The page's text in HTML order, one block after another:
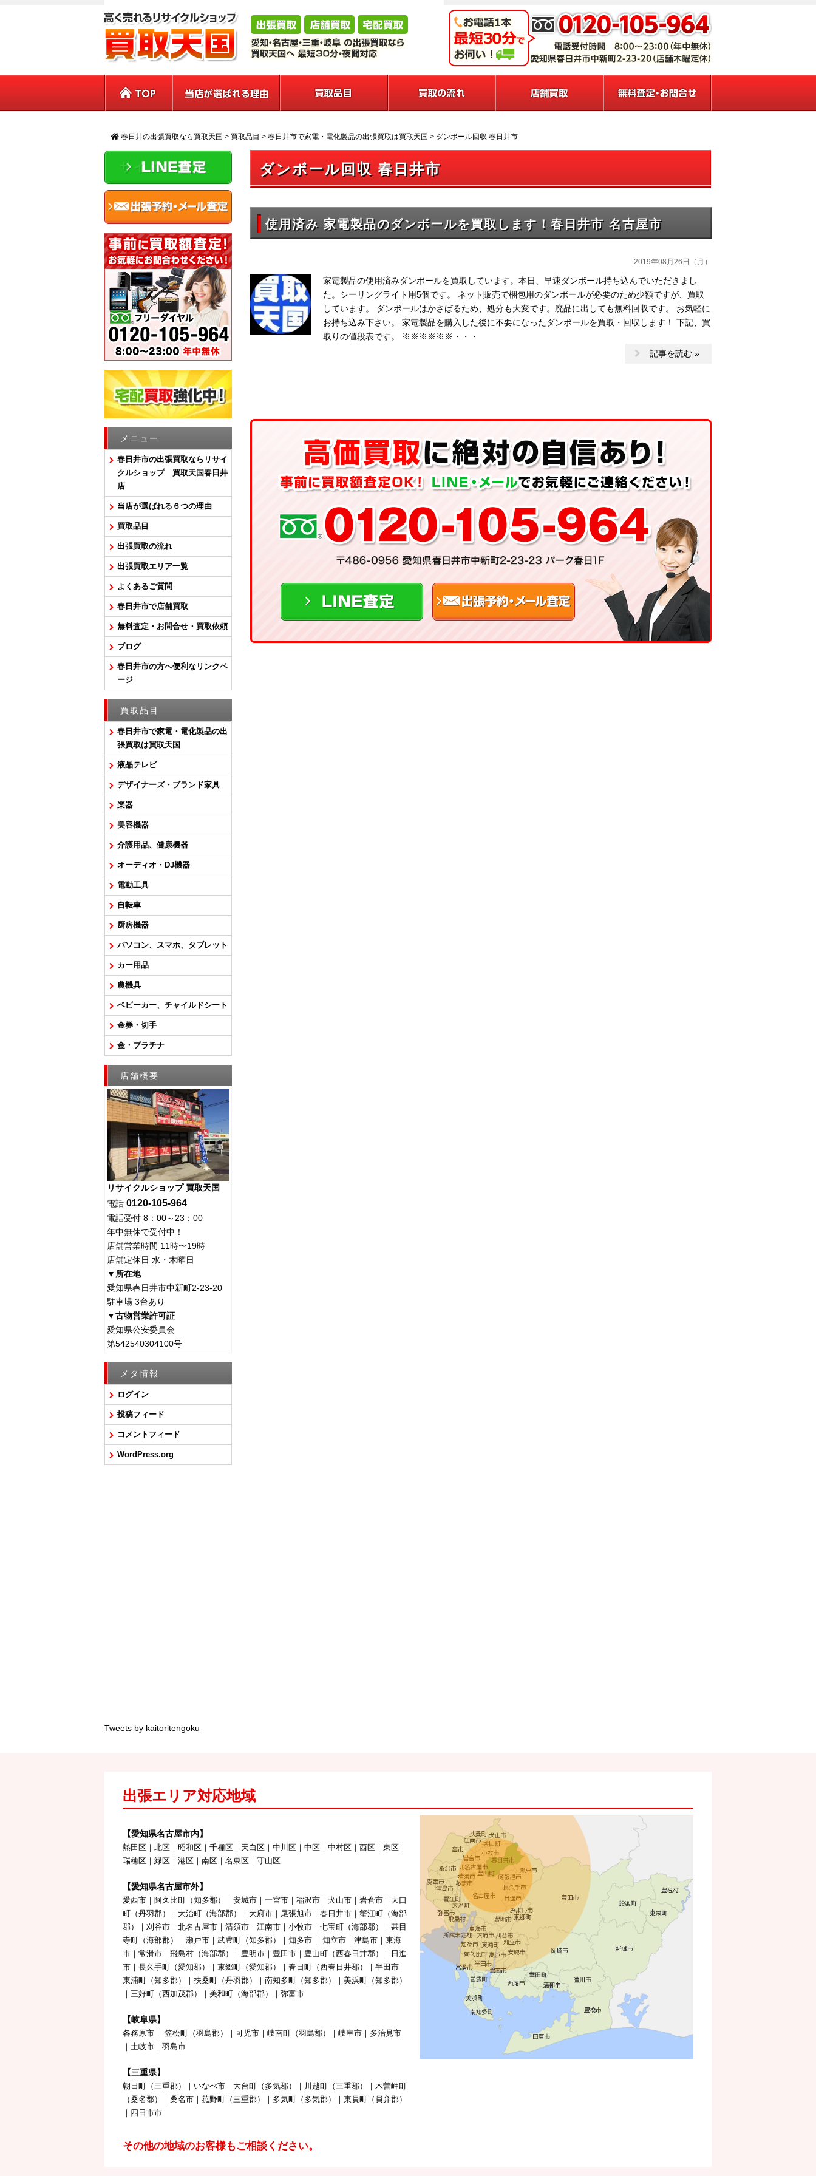
春日井の出張買取なら買取天国 > 買取品目 > 春日井市で家電・電化製品の出張買取は買取天国 > ダンボール回収 春日井市
ダンボール回収 春日井市
使用済み 家電製品のダンボールを買取します！春日井市 名古屋市
2019年08月26日（月）
家電製品の使用済みダンボールを買取しています。本日、早速ダンボール持ち込んでいただきまし
た。シーリングライト用5個です。 ネット販売で梱包用のダンボールが必要のため少額ですが、買取
しています。 ダンボールはかさばるため、処分も大変です。廃品に出しても無料回収です。 お気軽に
お持ち込み下さい。 家電製品を購入した後に不要になったダンボールを買取・回収します！ 下記、買
取りの値段表です。 ※※※※※※・・・
記事を読む »
サイドバー
メニュー
春日井市の出張買取ならリサイ
クルショップ 買取天国春日井
店
当店が選ばれる６つの理由
買取品目
出張買取の流れ
出張買取エリア一覧
よくあるご質問
春日井市で店舗買取
無料査定・お問合せ・買取依頼
ブログ
春日井市の方へ便利なリンクペ
ージ
買取品目
春日井市で家電・電化製品の出
張買取は買取天国
液晶テレビ
デザイナーズ・ブランド家具
楽器
美容機器
介護用品、健康機器
オーディオ・DJ機器
電動工具
自転車
厨房機器
パソコン、スマホ、タブレット
カー用品
農機具
ベビーカー、チャイルドシート
金券・切手
金・プラチナ
店舗概要
リサイクルショップ 買取天国
電話 0120-105-964
電話受付 8：00～23：00
年中無休で受付中！
店舗営業時間 11時〜19時
店舗定休日 水・木曜日
▼所在地
愛知県春日井市中新町2-23-20
駐車場 3台あり
▼古物営業許可証
愛知県公安委員会
第542540304100号
メタ情報
ログイン
投稿フィード
コメントフィード
WordPress.org
Tweets by kaitoritengoku
出張エリア対応地域
【愛知県名古屋市内】
熱田区｜北区｜昭和区｜千種区｜天白区｜中川区｜中区｜中村区｜西区｜東区｜
瑞穂区｜緑区｜港区｜南区｜名東区｜守山区
【愛知県名古屋市外】
愛西市｜阿久比町（知多郡）｜安城市｜一宮市｜稲沢市｜犬山市｜岩倉市｜大口
町（丹羽郡）｜大治町（海部郡）｜大府市｜尾張旭市｜春日井市｜蟹江町（海部
郡）｜刈谷市｜北名古屋市｜清須市｜江南市｜小牧市｜七宝町（海部郡）｜甚目
寺町（海部郡）｜瀬戸市｜武豊町（知多郡）｜知多市｜ 知立市｜津島市｜東海
市｜常滑市｜飛島村（海部郡）｜豊明市｜豊田市｜豊山町（西春日井郡）｜日進
市｜長久手町（愛知郡）｜東郷町（愛知郡）｜春日町（西春日井郡）｜半田市｜
東浦町（知多郡）｜扶桑町（丹羽郡）｜南知多町（知多郡）｜美浜町（知多郡）
｜三好町（西加茂郡）｜美和町（海部郡）｜弥富市
【岐阜県】
各務原市｜ 笠松町（羽島郡）｜可児市｜岐南町（羽島郡）｜岐阜市｜多治見市
｜土岐市｜羽島市
【三重県】
朝日町（三重郡）｜いなべ市｜大台町（多気郡）｜川越町（三重郡）｜木曽岬町
（桑名郡）｜桑名市｜菰野町（三重郡）｜多気町（多気郡）｜東員町（員弁郡）
｜四日市市
その他の地域のお客様もご相談ください。